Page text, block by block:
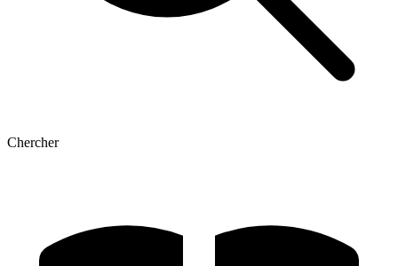
Chercher